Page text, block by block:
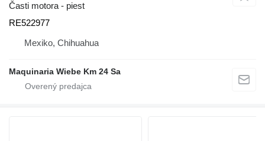
Časti motora - piest
RE522977
Mexiko, Chihuahua
Maquinaria Wiebe Km 24 Sa